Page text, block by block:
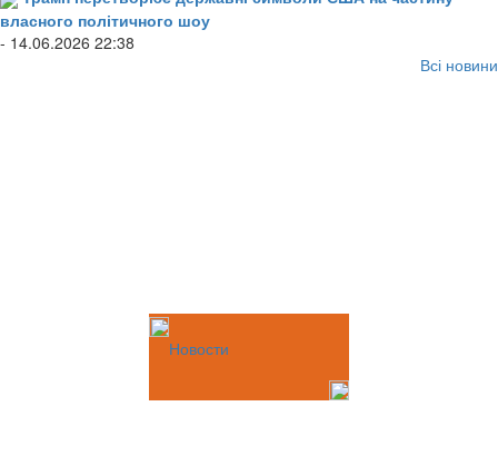
власного політичного шоу
- 14.06.2026 22:38
Всі новини
Новости